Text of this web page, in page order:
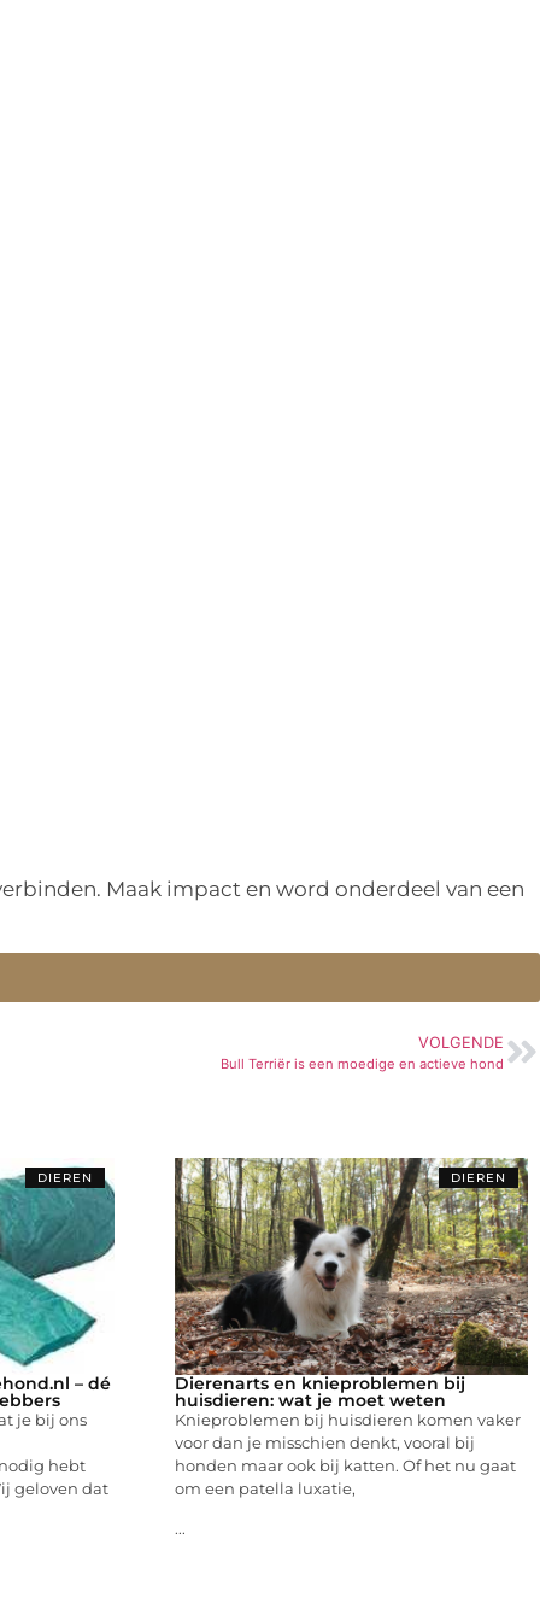
Maak impact en word onderdeel van een
VOLGENDE
Bull Terriër is een moedige en actieve hond
DIEREN
– dé
je bij ons
hebt
geloven dat
DIEREN
Dierenarts en knieproblemen bij
huisdieren: wat je moet weten
Knieproblemen bij huisdieren komen vaker
voor dan je misschien denkt, vooral bij
honden maar ook bij katten. Of het nu gaat
om een patella luxatie,
...